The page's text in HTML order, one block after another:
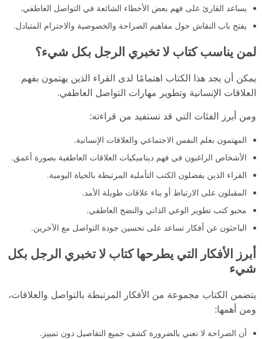
يساعد القارئ على فهم بعض الأخطاء الشائعة في التواصل العاطفي.
يفتح باب النقاش حول مفاهيم الصراحة والخصوصية والاحترام المتبادل.
لمن يناسب كتاب لا تخبري الرجل بكل شيء؟
يمكن أن يجد هذا الكتاب اهتمامًا لدى القراء الذين يهتمون بفهم
العلاقات الإنسانية وتطوير مهارات التواصل العاطفي.
ومن أبرز الفئات التي قد تستفيد من قراءته:
المهتمون بعلم النفس الاجتماعي والعلاقات الإنسانية.
الأشخاص الراغبون في فهم ديناميكيات العلاقات العاطفية بصورة أعمق.
القراء الذين يفضلون الكتب التأملية المرتبطة بالحياة اليومية.
المقبلون على الارتباط أو بناء علاقات طويلة الأمد.
محبو كتب تطوير الوعي الذاتي والنضج العاطفي.
الباحثون عن أفكار تساعد على تحسين جودة التواصل مع الآخرين.
أبرز الأفكار التي يطرحها كتاب لا تخبري الرجل بكل
شيء
يتضمن الكتاب مجموعة من الأفكار المرتبطة بالتواصل والعلاقات،
ومن أهمها:
أن الصراحة لا تعني بالضرورة كشف جميع التفاصيل دون تمييز.